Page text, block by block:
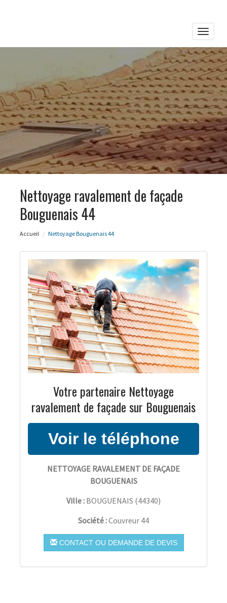
Toggle
Nettoyage ravalement de façade
Bouguenais 44
Accueil Nettoyage Bouguenais 44
Votre partenaire Nettoyage
ravalement de façade sur Bouguenais
NETTOYAGE RAVALEMENT DE FAÇADE
BOUGUENAIS
Ville : BOUGUENAIS (44340)
Société :Couvreur 44
CONTACT OU DEMANDE DE DEVIS